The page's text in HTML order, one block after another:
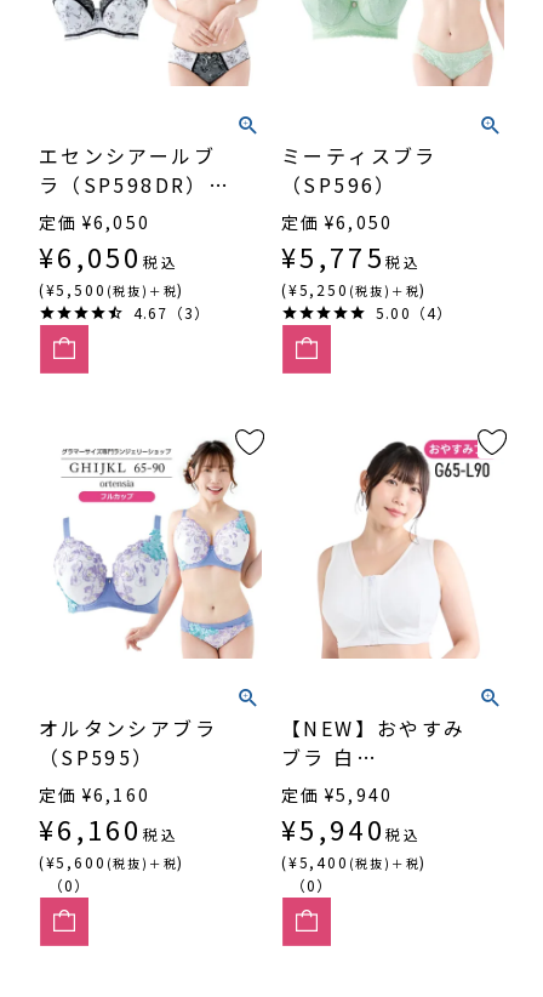
エセンシアールブ
ラ（SP598DR）
3/4カップ丸胸
定価 ¥6,050
¥6,050 税込
(¥5,500 (税抜)＋税)
4.67（3）
ミーティスブラ
（SP596）
定価 ¥6,050
¥5,775 税込
(¥5,250 (税抜)＋税)
5.00（4）
オルタンシアブラ
（SP595）
定価 ¥6,160
¥6,160 税込
(¥5,600 (税抜)＋税)
（0）
【NEW】おやすみ
ブラ 白
（SP612）
定価 ¥5,940
¥5,940 税込
(¥5,400 (税抜)＋税)
（0）